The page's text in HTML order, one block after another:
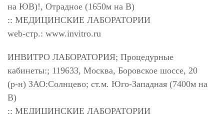
на ЮВ)!, Отрадное (1650м на В)
:: МЕДИЦИНСКИЕ ЛАБОРАТОРИИ
web-стр.: www.invitro.ru
ИНВИТРО ЛАБОРАТОРИЯ; Процедурные
кабинеты:; 119633, Москва, Боровское шоссе, 20
(р-н) ЗАО:Солнцево; ст.м. Юго-Западная (7400м на
В)
:: МЕДИЦИНСКИЕ ЛАБОРАТОРИИ